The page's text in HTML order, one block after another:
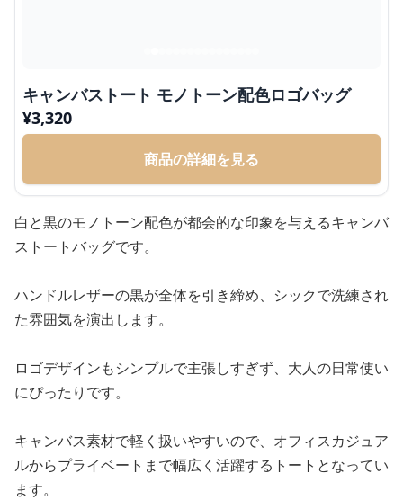
キャンバストート モノトーン配色ロゴバッグ
¥3,320
商品の詳細を見る
白と黒のモノトーン配色が都会的な印象を与えるキャンバ
ストートバッグです。
ハンドルレザーの黒が全体を引き締め、シックで洗練され
た雰囲気を演出します。
ロゴデザインもシンプルで主張しすぎず、大人の日常使い
にぴったりです。
キャンバス素材で軽く扱いやすいので、オフィスカジュア
ルからプライベートまで幅広く活躍するトートとなってい
ます。